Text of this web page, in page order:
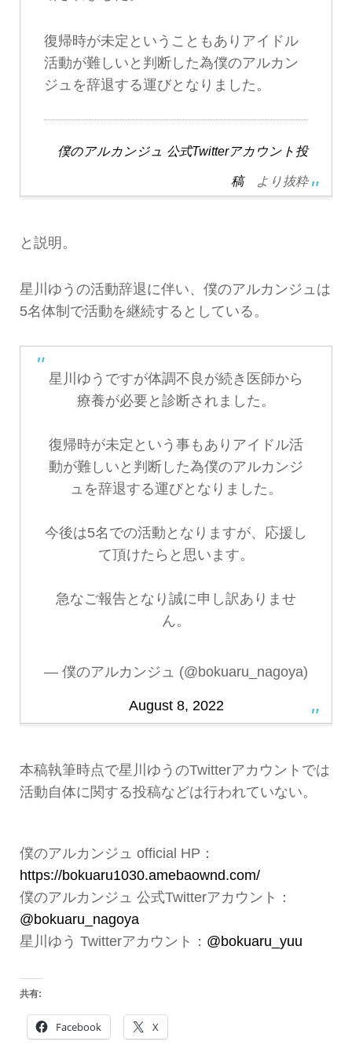
復帰時が未定ということもありアイドル
活動が難しいと判断した為僕のアルカン
ジュを辞退する運びとなりました。
僕のアルカンジュ 公式Twitterアカウント投
稿より抜粋
と説明。
星川ゆうの活動辞退に伴い、僕のアルカンジュは
5名体制で活動を継続するとしている。
星川ゆうですが体調不良が続き医師から
療養が必要と診断されました。
復帰時が未定という事もありアイドル活
動が難しいと判断した為僕のアルカンジ
ュを辞退する運びとなりました。
今後は5名での活動となりますが、応援し
て頂けたらと思います。
急なご報告となり誠に申し訳ありませ
ん。
— 僕のアルカンジュ (@bokuaru_nagoya)
August 8, 2022
本稿執筆時点で星川ゆうのTwitterアカウントでは
活動自体に関する投稿などは行われていない。
僕のアルカンジュ official HP：
https://bokuaru1030.amebaownd.com/
僕のアルカンジュ 公式Twitterアカウント：
@bokuaru_nagoya
星川ゆう Twitterアカウント： @bokuaru_yuu
共有:
Facebook X